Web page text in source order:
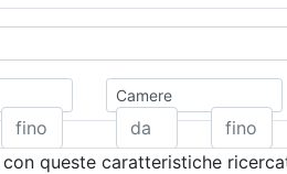
Camere
queste caratteristiche